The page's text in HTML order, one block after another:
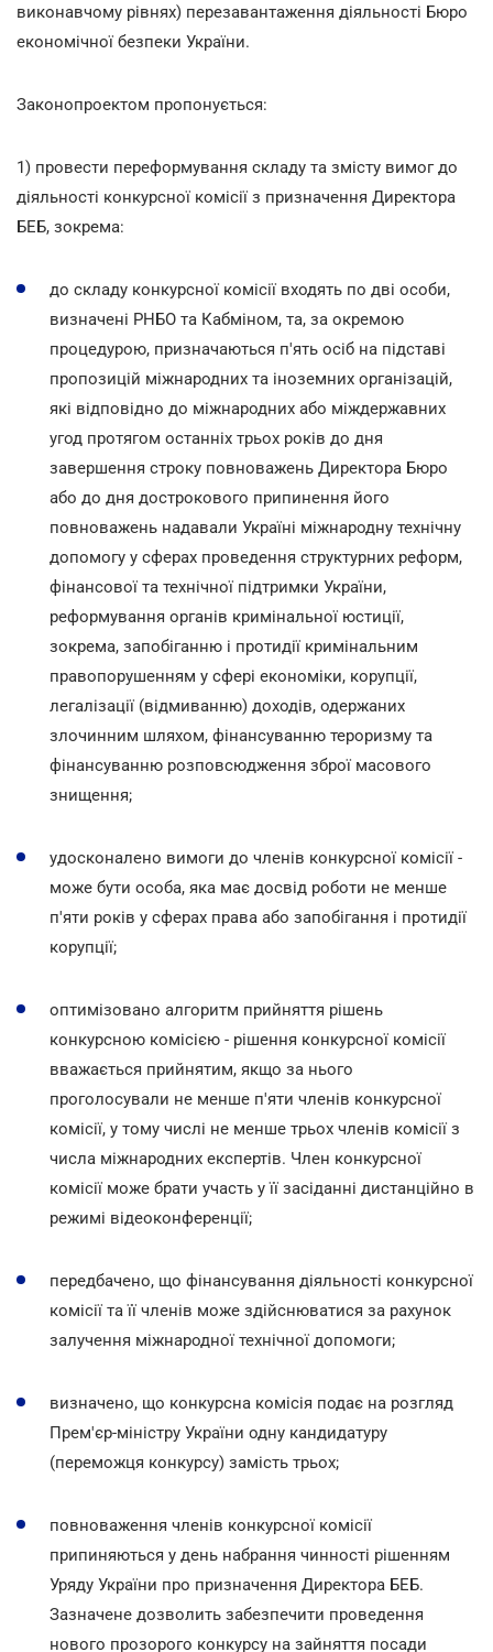
виконавчому рівнях) перезавантаження діяльності Бюро
економічної безпеки України.
Законопроектом пропонується:
1) провести переформування складу та змісту вимог до
діяльності конкурсної комісії з призначення Директора
БЕБ, зокрема:
до складу конкурсної комісії входять по дві особи,
визначені РНБО та Кабміном, та, за окремою
процедурою, призначаються п'ять осіб на підставі
пропозицій міжнародних та іноземних організацій,
які відповідно до міжнародних або міждержавних
угод протягом останніх трьох років до дня
завершення строку повноважень Директора Бюро
або до дня дострокового припинення його
повноважень надавали Україні міжнародну технічну
допомогу у сферах проведення структурних реформ,
фінансової та технічної підтримки України,
реформування органів кримінальної юстиції,
зокрема, запобіганню і протидії кримінальним
правопорушенням у сфері економіки, корупції,
легалізації (відмиванню) доходів, одержаних
злочинним шляхом, фінансуванню тероризму та
фінансуванню розповсюдження зброї масового
знищення;
удосконалено вимоги до членів конкурсної комісії -
може бути особа, яка має досвід роботи не менше
п'яти років у сферах права або запобігання і протидії
корупції;
оптимізовано алгоритм прийняття рішень
конкурсною комісією - рішення конкурсної комісії
вважається прийнятим, якщо за нього
проголосували не менше п'яти членів конкурсної
комісії, у тому числі не менше трьох членів комісії з
числа міжнародних експертів. Член конкурсної
комісії може брати участь у її засіданні дистанційно в
режимі відеоконференції;
передбачено, що фінансування діяльності конкурсної
комісії та її членів може здійснюватися за рахунок
залучення міжнародної технічної допомоги;
визначено, що конкурсна комісія подає на розгляд
Прем'єр-міністру України одну кандидатуру
(переможця конкурсу) замість трьох;
повноваження членів конкурсної комісії
припиняються у день набрання чинності рішенням
Уряду України про призначення Директора БЕБ.
Зазначене дозволить забезпечити проведення
нового прозорого конкурсу на зайняття посади